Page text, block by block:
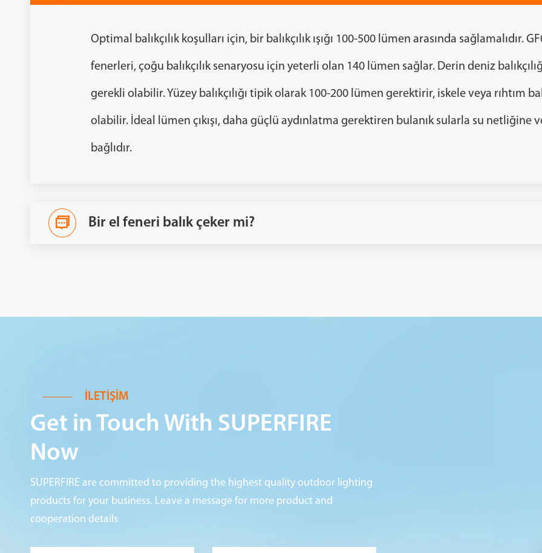
Optimal balıkçılık koşulları için, bir balıkçılık ışığı 100-500 lümen arasında sağlamalıdır.
fenerleri, çoğu balıkçılık senaryosu için yeterli olan 140 lümen sağlar. Derin deniz
gerekli olabilir. Yüzey balıkçılığı tipik olarak 100-200 lümen gerektirir, iskele veya rıhtım
olabilir. İdeal lümen çıkışı, daha güçlü aydınlatma gerektiren bulanık sularla su netliğine
bağlıdır.
 Bir el feneri balık çeker mi?
İLETIŞIM
Get in Touch With SUPERFIRE
Now
SUPERFIRE are committed to providing the highest quality outdoor lighting
products for your business. Leave a message for more product and
cooperation details